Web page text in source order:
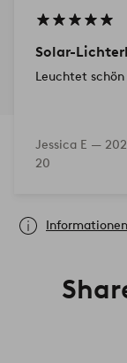
Solar-
Leuchtet
Jessica E —
20